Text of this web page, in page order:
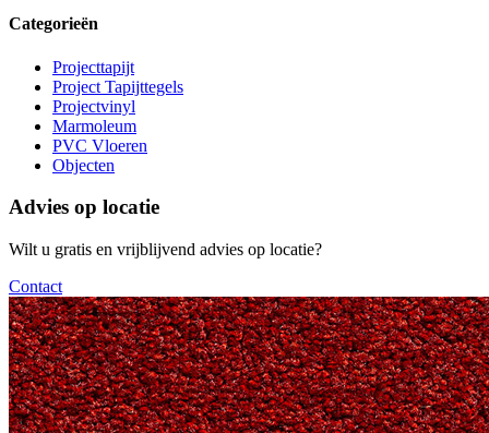
Categorieën
Projecttapijt
Project Tapijttegels
Projectvinyl
Marmoleum
PVC Vloeren
Objecten
Advies op locatie
Wilt u gratis en vrijblijvend advies op locatie?
Contact